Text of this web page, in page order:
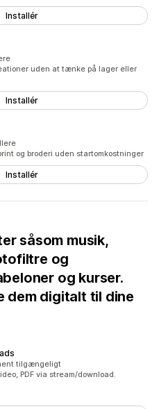
Installér
uden at tænke på lager eller
Installér
og broderi uden startomkostninger
Installér
såsom musik,
og
og kurser.
dem digitalt til dine
tilgængeligt
PDF via stream/download.